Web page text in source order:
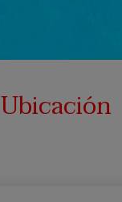
Ubicación